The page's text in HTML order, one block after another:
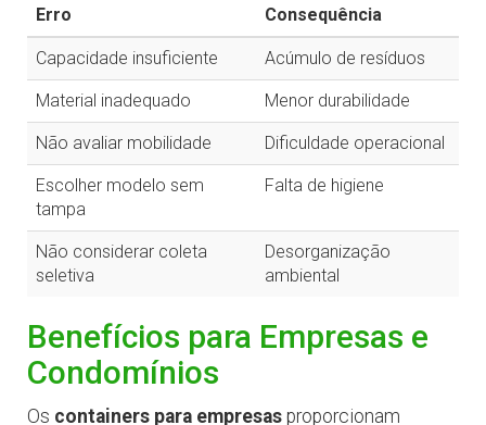
Erro Consequência
Capacidade insuficiente Acúmulo de resíduos
Material inadequado Menor durabilidade
Não avaliar mobilidade Dificuldade operacional
Escolher modelo sem
tampa
Falta de higiene
Não considerar coleta
seletiva
Desorganização
ambiental
Benefícios para Empresas e
Condomínios
Os containers para empresas proporcionam